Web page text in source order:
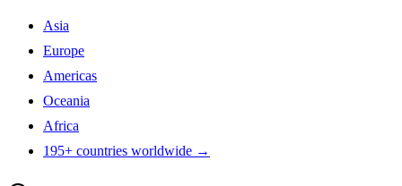
Asia
Europe
Americas
Oceania
Africa
195+ countries worldwide →